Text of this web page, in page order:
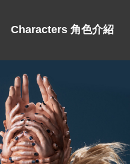
Characters 角色介紹